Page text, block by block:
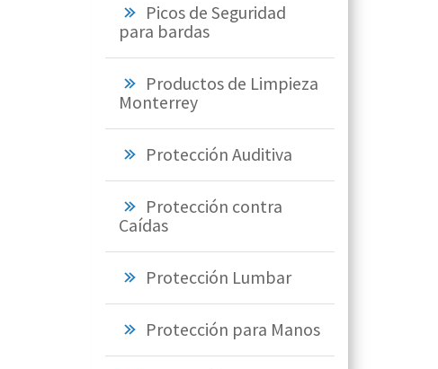
Picos de Seguridad
para bardas
Productos de Limpieza
Monterrey
Protección Auditiva
Protección contra
Caídas
Protección Lumbar
Protección para Manos